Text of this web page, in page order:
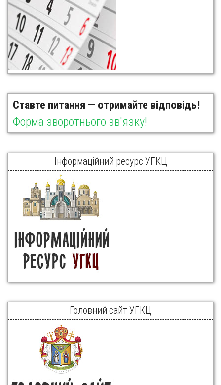
Ставте питання — отримайте відповідь!
Форма зворотнього зв'язку!
Інформаційний ресурс УГКЦ
Головний сайт УГКЦ